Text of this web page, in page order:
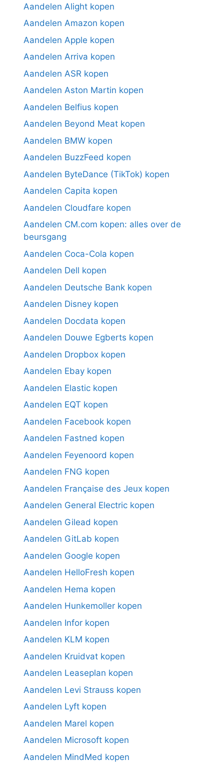
Aandelen Alight kopen
Aandelen Amazon kopen
Aandelen Apple kopen
Aandelen Arriva kopen
Aandelen ASR kopen
Aandelen Aston Martin kopen
Aandelen Belfius kopen
Aandelen Beyond Meat kopen
Aandelen BMW kopen
Aandelen BuzzFeed kopen
Aandelen ByteDance (TikTok) kopen
Aandelen Capita kopen
Aandelen Cloudfare kopen
Aandelen CM.com kopen: alles over de
beursgang
Aandelen Coca-Cola kopen
Aandelen Dell kopen
Aandelen Deutsche Bank kopen
Aandelen Disney kopen
Aandelen Docdata kopen
Aandelen Douwe Egberts kopen
Aandelen Dropbox kopen
Aandelen Ebay kopen
Aandelen Elastic kopen
Aandelen EQT kopen
Aandelen Facebook kopen
Aandelen Fastned kopen
Aandelen Feyenoord kopen
Aandelen FNG kopen
Aandelen Française des Jeux kopen
Aandelen General Electric kopen
Aandelen Gilead kopen
Aandelen GitLab kopen
Aandelen Google kopen
Aandelen HelloFresh kopen
Aandelen Hema kopen
Aandelen Hunkemoller kopen
Aandelen Infor kopen
Aandelen KLM kopen
Aandelen Kruidvat kopen
Aandelen Leaseplan kopen
Aandelen Levi Strauss kopen
Aandelen Lyft kopen
Aandelen Marel kopen
Aandelen Microsoft kopen
Aandelen MindMed kopen